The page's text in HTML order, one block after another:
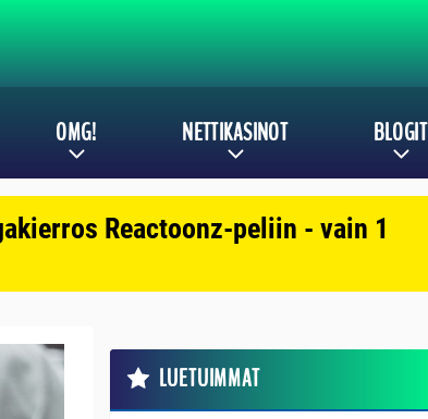
OMG! NETTIKASINOT BLOGIT
Reactoonz-peliin - vain 1
LUETUIMMAT